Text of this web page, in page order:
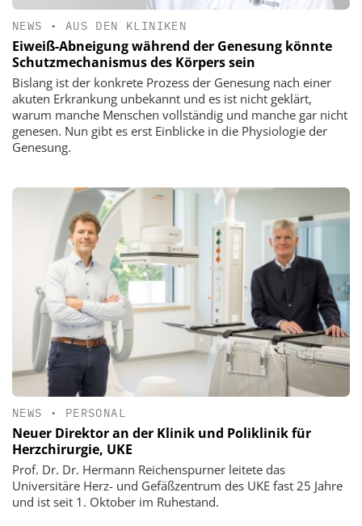
NEWS • AUS DEN KLINIKEN
Eiweiß-Abneigung während der Genesung könnte
Schutzmechanismus des Körpers sein
Bislang ist der konkrete Prozess der Genesung nach einer
akuten Erkrankung unbekannt und es ist nicht geklärt,
warum manche Menschen vollständig und manche gar nicht
genesen. Nun gibt es erst Einblicke in die Physiologie der
Genesung.
NEWS • PERSONAL
Neuer Direktor an der Klinik und Poliklinik für
Herzchirurgie, UKE
Prof. Dr. Dr. Hermann Reichenspurner leitete das
Universitäre Herz- und Gefäßzentrum des UKE fast 25 Jahre
und ist seit 1. Oktober im Ruhestand.